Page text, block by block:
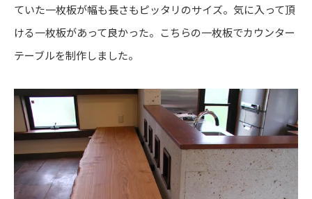
ていた一枚板が幅も長さもピッタリのサイズ。気に入って頂
ける一枚板があって良かった。こちらの一枚板でカウンター
テーブルを制作しました。